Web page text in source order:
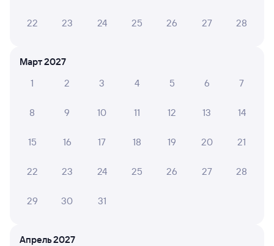
22 23 24 25 26 27 28
Март 2027
1
2 3 4 5 6 7
8 9 10 11 12 13 14
15 16 17 18 19 20 21
22 23 24 25 26 27 28
29 30 31
Апрель 2027